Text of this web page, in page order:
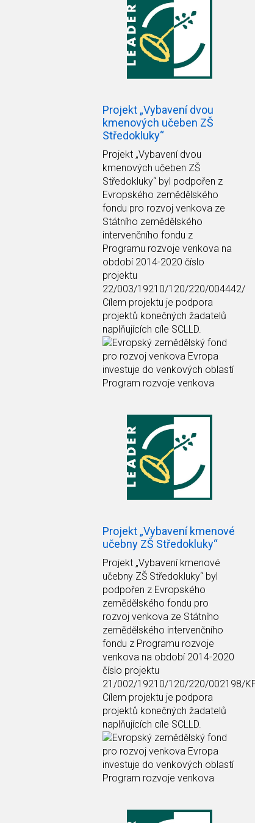
Projekt „Vybavení dvou
kmenových učeben ZŠ
Středokluky“
Projekt „Vybavení dvou
kmenových učeben ZŠ
Středokluky“ byl podpořen z
Evropského zemědělského
fondu pro rozvoj venkova ze
Státního zemědělského
intervenčního fondu z
Programu rozvoje venkova na
období 2014-2020 číslo
projektu
22/003/19210/120/220/004442/
Cílem projektu je podpora
projektů konečných žadatelů
naplňujících cíle SCLLD.
Projekt „Vybavení kmenové
učebny ZŠ Středokluky“
Projekt „Vybavení kmenové
učebny ZŠ Středokluky“ byl
podpořen z Evropského
zemědělského fondu pro
rozvoj venkova ze Státního
zemědělského intervenčního
fondu z Programu rozvoje
venkova na období 2014-2020
číslo projektu
21/002/19210/120/220/002198/
Cílem projektu je podpora
projektů konečných žadatelů
naplňujících cíle SCLLD.